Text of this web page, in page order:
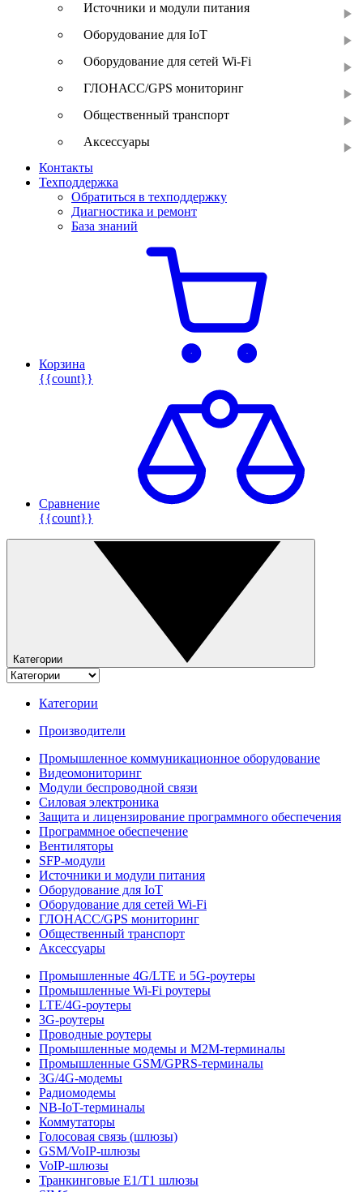
Источники и модули питания
Оборудование для IoT
Оборудование для сетей Wi-Fi
ГЛОНАСС/GPS мониторинг
Общественный транспорт
Аксессуары
Контакты
Техподдержка
Обратиться в техподдержку
Диагностика и ремонт
База знаний
Корзина
{{count}}
Сравнение
{{count}}
Категории
Категории
Производители
Промышленное коммуникационное оборудование
Видеомониторинг
Модули беспроводной связи
Силовая электроника
Защита и лицензирование программного обеспечения
Программное обеспечение
Вентиляторы
SFP-модули
Источники и модули питания
Оборудование для IoT
Оборудование для сетей Wi-Fi
ГЛОНАСС/GPS мониторинг
Общественный транспорт
Аксессуары
Промышленные 4G/LTE и 5G-роутеры
Промышленные Wi-Fi роутеры
LTE/4G-роутеры
3G-роутеры
Проводные роутеры
Промышленные модемы и M2M-терминалы
Промышленные GSM/GPRS-терминалы
3G/4G-модемы
Радиомодемы
NB-IoT-терминалы
Коммутаторы
Голосовая связь (шлюзы)
GSM/VoIP-шлюзы
VoIP-шлюзы
Транкинговые E1/T1 шлюзы